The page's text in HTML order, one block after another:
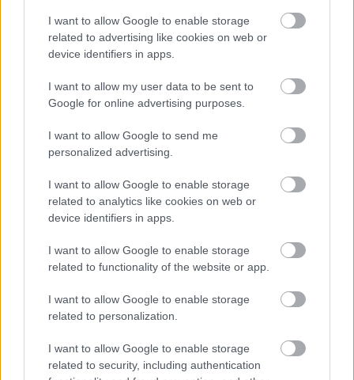
I want to allow Google to enable storage
related to advertising like cookies on web or
device identifiers in apps.
I want to allow my user data to be sent to
Google for online advertising purposes.
I want to allow Google to send me
personalized advertising.
I want to allow Google to enable storage
related to analytics like cookies on web or
device identifiers in apps.
I want to allow Google to enable storage
related to functionality of the website or app.
I want to allow Google to enable storage
related to personalization.
I want to allow Google to enable storage
related to security, including authentication
Rodeo36
14 éve
@a szív fészkei: drágám -lécci, hacsak miattam is- ne
védd magad, ezek nem érdemlik meg hogy
téma, szépség és csúnyaság relatív fogalmak, nincs,
sohasem volt és sohasem lesz abszolút értékük
(remélem senkinek nem jut eszébe az az állatság,
hogy "esztétikus" mert a kurva randa meg a
jujjdeszép is esztétikus...) és egyébként sincs
rasszista alapja ennek a dilinek, az ilyen fíkuszok
akik rasszoznak meg csúnyáznak, mennyenek
anyjukba vissza és sohase gyűjjenek elő...tudod a kis
fruska amikor már zokogásra áll a szája és nincs
érve akkor elüvölti -uccsó erejével- hogy márpedig
az én apukámnak van a legnagyobb
(mondjuk a CHT nekem bruhahahahaha) az a
másiknak szép